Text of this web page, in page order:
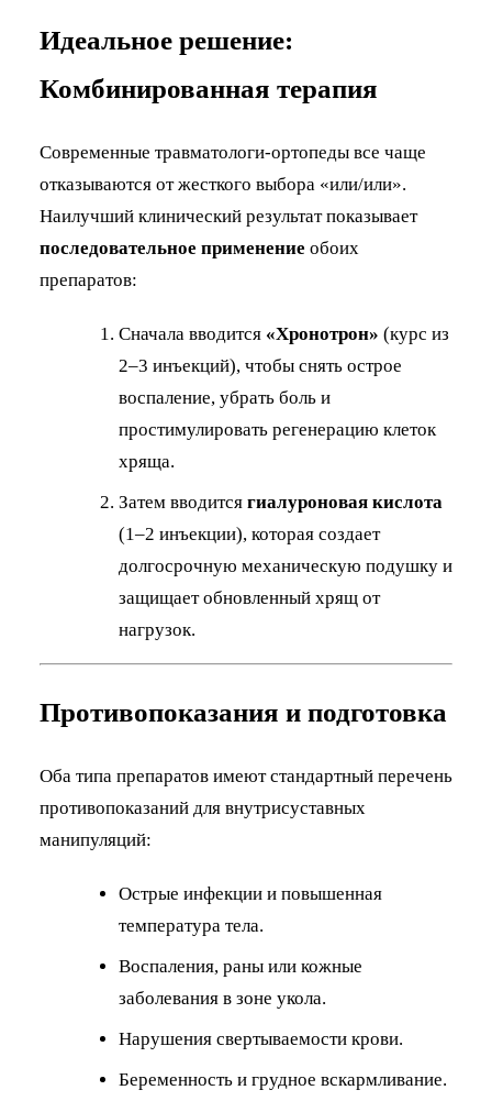
Идеальное решение:
Комбинированная терапия
Современные травматологи-ортопеды все чаще
отказываются от жесткого выбора «или/или».
Наилучший клинический результат показывает
последовательное применение обоих
препаратов:
Сначала вводится «Хронотрон» (курс из
2–3 инъекций), чтобы снять острое
воспаление, убрать боль и
простимулировать регенерацию клеток
хряща.
Затем вводится гиалуроновая кислота
(1–2 инъекции), которая создает
долгосрочную механическую подушку и
защищает обновленный хрящ от
нагрузок.
Противопоказания и подготовка
Оба типа препаратов имеют стандартный перечень
противопоказаний для внутрисуставных
манипуляций:
Острые инфекции и повышенная
температура тела.
Воспаления, раны или кожные
заболевания в зоне укола.
Нарушения свертываемости крови.
Беременность и грудное вскармливание.